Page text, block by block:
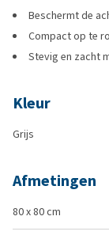
Beschermt de
Compact op te
Stevig en zacht
Kleur
Grijs
Afmetingen
80 x 80 cm